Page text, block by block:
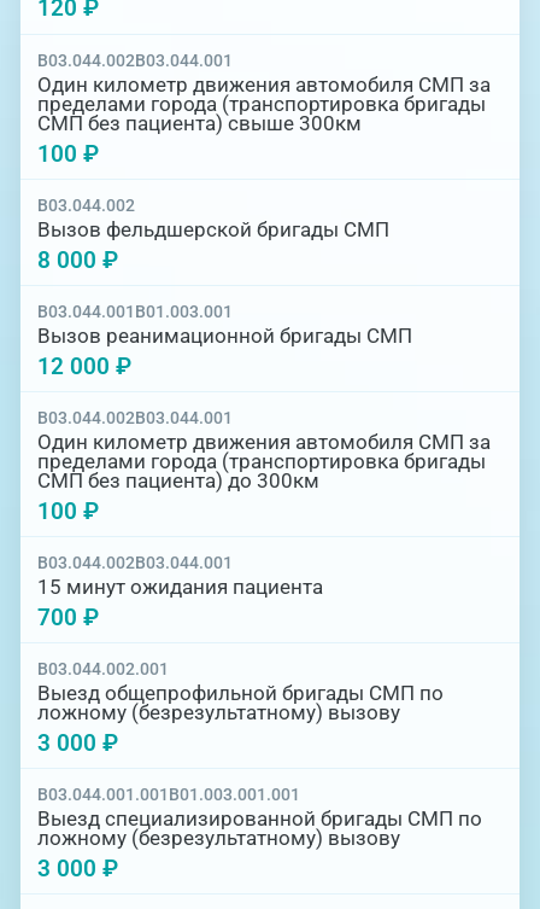
120 ₽
B03.044.002B03.044.001
Один километр движения автомобиля СМП за
пределами города (транспортировка бригады
СМП без пациента) свыше 300км
100 ₽
B03.044.002
Вызов фельдшерской бригады СМП
8 000 ₽
B03.044.001B01.003.001
Вызов реанимационной бригады СМП
12 000 ₽
B03.044.002B03.044.001
Один километр движения автомобиля СМП за
пределами города (транспортировка бригады
СМП без пациента) до 300км
100 ₽
B03.044.002B03.044.001
15 минут ожидания пациента
700 ₽
B03.044.002.001
Выезд общепрофильной бригады СМП по
ложному (безрезультатному) вызову
3 000 ₽
B03.044.001.001B01.003.001.001
Выезд специализированной бригады СМП по
ложному (безрезультатному) вызову
3 000 ₽